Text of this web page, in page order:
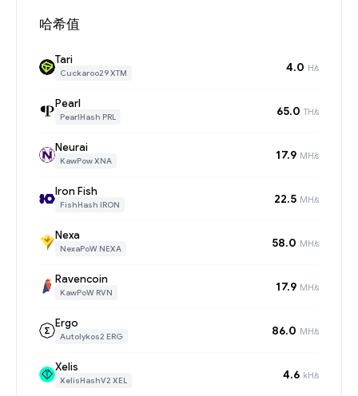
哈希值
Tari
Cuckaroo29 XTM 4.0 H/s
Pearl
PearlHash PRL 65.0 TH/s
Neurai
KawPow XNA 17.9 MH/s
Iron Fish
FishHash IRON 22.5 MH/s
Nexa
NexaPoW NEXA 58.0 MH/s
Ravencoin
KawPoW RVN 17.9 MH/s
Ergo
Autolykos2 ERG 86.0 MH/s
Xelis
XelisHashV2 XEL 4.6 kH/s